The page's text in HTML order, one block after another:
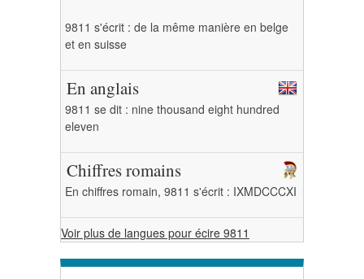
9811 s'écrit : de la même manière en belge
et en suisse
En anglais
9811 se dit : nine thousand eight hundred
eleven
Chiffres romains
En chiffres romain, 9811 s'écrit : IXMDCCCXI
Voir plus de langues pour écire 9811